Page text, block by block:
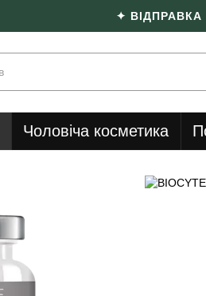
✦
Чоловіча косметика